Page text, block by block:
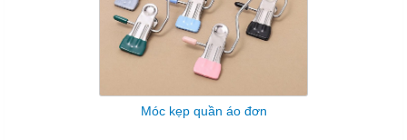
Móc kẹp quần áo đơn